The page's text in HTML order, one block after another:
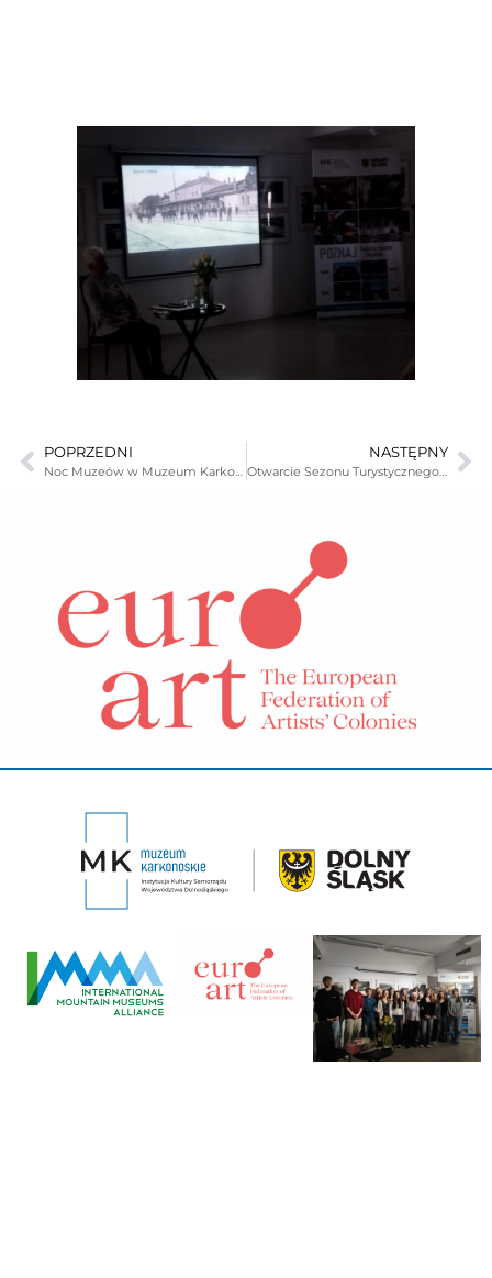
POPRZEDNI
Noc Muzeów w Muzeum Karkonoskim i Oddziałach
NASTĘPNY
Otwarcie Sezonu Turystycznego na Dolnym Śląsku